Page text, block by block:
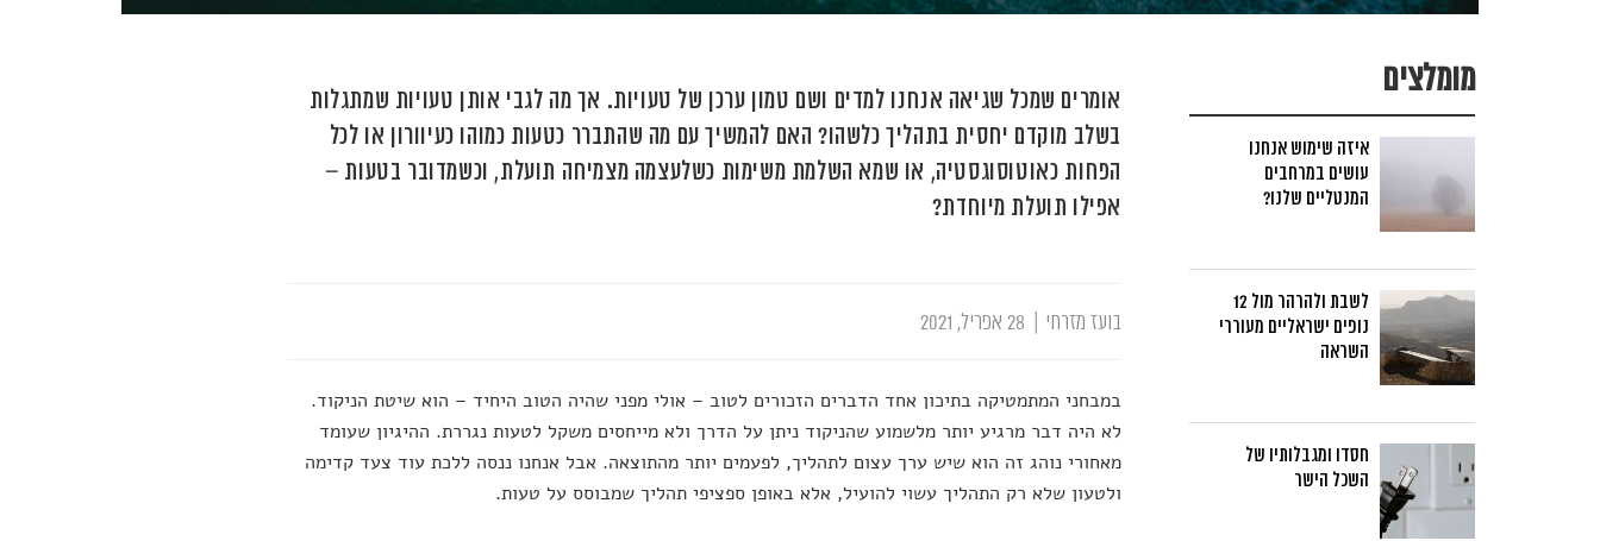
אומרים שמכל שגיאה אנחנו למדים ושם טמון ערכן של טעויות. אך מה לגבי אותן טעויות שמתגלות
בשלב מוקדם יחסית בתהליך כלשהו? האם להמשיך עם מה שהתברר כטעות כמוהו כעיוורון או לכל
הפחות כאוטוסוגסטיה, או שמא השלמת משימות כשלעצמה מצמיחה תועלת, וכשמדובר בטעות –
אפילו תועלת מיוחדת?
בועז מזרחי
במבחני המתמטיקה בתיכון אחד הדברים הזכורים לטוב – אולי מפני שהיה הטוב היחיד – הוא שיטת הניקוד.
לא היה דבר מרגיע יותר מלשמוע שהניקוד ניתן על הדרך ולא מייחסים משקל לטעות נגררת. ההיגיון שעומד
מאחורי נוהג זה הוא שיש ערך עצום לתהליך, לפעמים יותר מהתוצאה. אבל אנחנו ננסה ללכת עוד צעד קדימה
ולטעון שלא רק התהליך עשוי להועיל, אלא באופן ספציפי תהליך שמבוסס על טעות.
מומלצים
איזה שימוש אנחנו
עושים במרחבים
המנטליים שלנו?
לשבת ולהרהר מול 12
נופים ישראליים מעוררי
השראה
חסדו ומגבלותיו של
השכל הישר